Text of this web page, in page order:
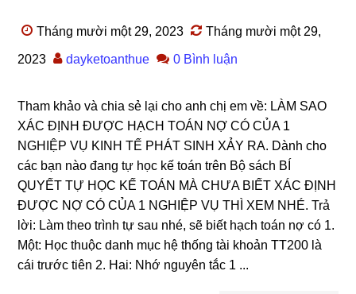
Tháng mười một 29, 2023 Tháng mười một 29,
2023 dayketoanthue 0 Bình luận
Tham khảo và chia sẻ lại cho anh chị em về: LÀM SAO
XÁC ĐỊNH ĐƯỢC HẠCH TOÁN NỢ CÓ CỦA 1
NGHIỆP VỤ KINH TẾ PHÁT SINH XẢY RA. Dành cho
các bạn nào đang tự học kế toán trên Bộ sách BÍ
QUYẾT TỰ HỌC KẾ TOÁN MÀ CHƯA BIẾT XÁC ĐỊNH
ĐƯỢC NỢ CÓ CỦA 1 NGHIỆP VỤ THÌ XEM NHÉ. Trả
lời: Làm theo trình tự sau nhé, sẽ biết hạch toán nợ có 1.
Một: Học thuộc danh mục hệ thống tài khoản TT200 là
cái trước tiên 2. Hai: Nhớ nguyên tắc 1 ...